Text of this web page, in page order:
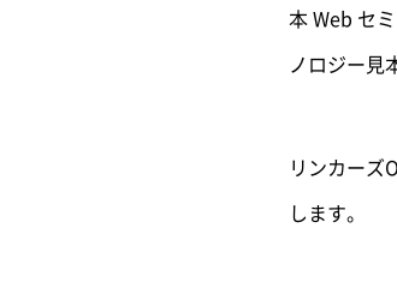
本 Web セ
ノロジー見
リンカーズ
します。